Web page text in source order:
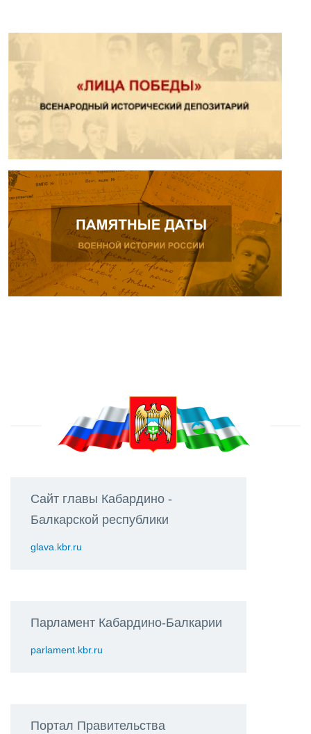
Сайт главы Кабардино -
Балкарской республики
glava.kbr.ru
Парламент Кабардино-Балкарии
parlament.kbr.ru
Портал Правительства